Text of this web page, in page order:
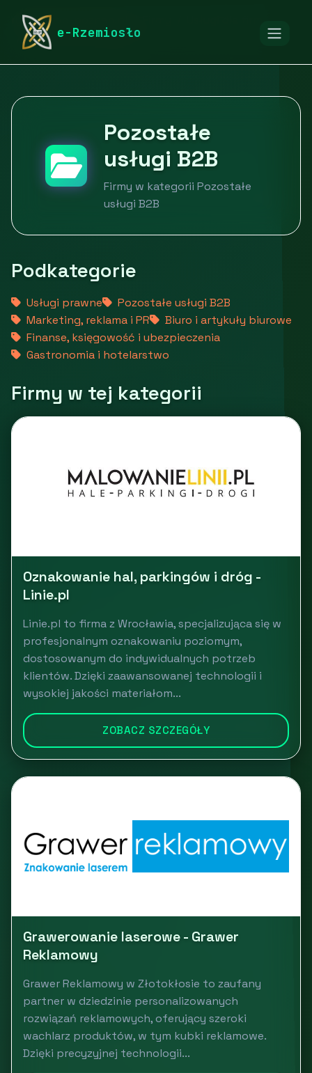
e-Rzemiosło
rymarstwo-poznan.pl
Pozostałe usługi B2B
Pozostałe
usługi B2B
Firmy w kategorii Pozostałe
usługi B2B
Podkategorie
Usługi prawne
Pozostałe usługi B2B
Marketing, reklama i PR
Biuro i artykuły biurowe
Finanse, księgowość i ubezpieczenia
Gastronomia i hotelarstwo
Firmy w tej kategorii
Oznakowanie hal, parkingów i dróg -
Linie.pl
Linie.pl to firma z Wrocławia, specjalizująca się w
profesjonalnym oznakowaniu poziomym,
dostosowanym do indywidualnych potrzeb
klientów. Dzięki zaawansowanej technologii i
wysokiej jakości materiałom...
ZOBACZ SZCZEGÓŁY
Grawerowanie laserowe - Grawer
Reklamowy
Grawer Reklamowy w Złotokłosie to zaufany
partner w dziedzinie personalizowanych
rozwiązań reklamowych, oferujący szeroki
wachlarz produktów, w tym kubki reklamowe.
Dzięki precyzyjnej technologii...